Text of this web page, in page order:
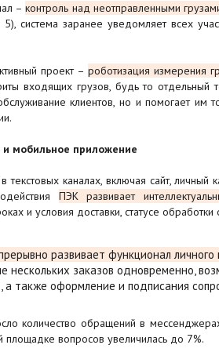
–контроль над неотправленными
5), система заранее уведомляет всех
проект –роботизация измерения
входящих грузов, будь то отдельный
клиентов, но и помогает им
мобильное приложение
каналах, включая сайт,
ПЭК развивает
и условия доставки, статусе
развивает функционал личного
нескольких заказов одновременно,
также оформление и подписания
количество обращений в
вопросов увеличилась до 7%.